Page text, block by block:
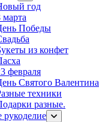
год
марта
Победы
из конфет
февраля
Святого Валентина
техники
разные.
рукоделие